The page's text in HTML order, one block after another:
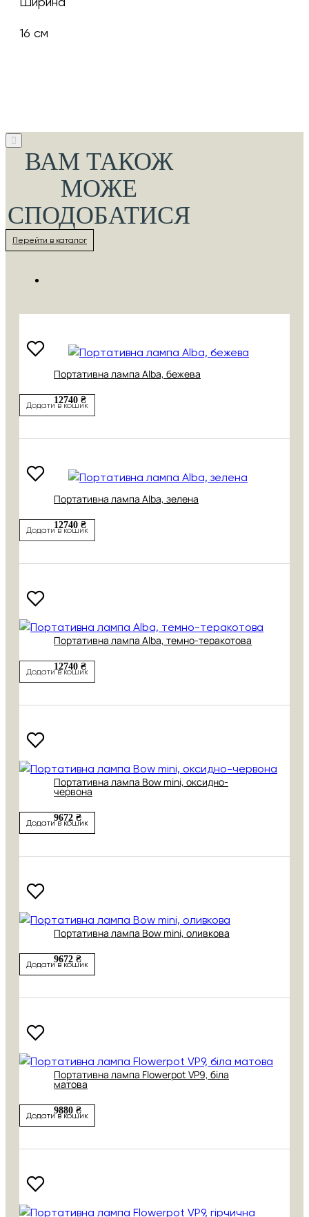
16 см
ВАМ ТАКОЖ
МОЖЕ
СПОДОБАТИСЯ
Перейти в каталог
Портативна лампа Alba, бежева
12740 ₴
Додати в кошик
Портативна лампа Alba, зелена
12740 ₴
Додати в кошик
Портативна лампа Alba, темно-теракотова
12740 ₴
Додати в кошик
Портативна лампа Bow mini, оксидно-
червона
9672 ₴
Додати в кошик
Портативна лампа Bow mini, оливкова
9672 ₴
Додати в кошик
Портативна лампа Flowerpot VP9, біла
матова
9880 ₴
Додати в кошик